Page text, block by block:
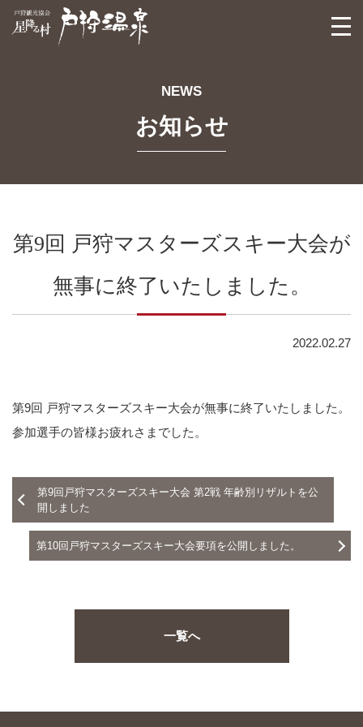
NEWS
お知らせ
第9回 戸狩マスターズスキー大会が
無事に終了いたしました。
2022.02.27
第9回 戸狩マスターズスキー大会が無事に終了いたしました。
参加選手の皆様お疲れさまでした。
第9回戸狩マスターズスキー大会 第2戦 年齢別リザルトを公
開しました
第10回戸狩マスターズスキー大会要項を公開しました。
一覧へ